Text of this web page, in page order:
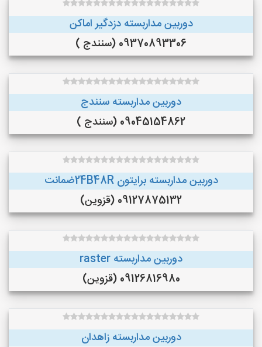
دوربین مداربسته دزدگیر اماکن
09370893306 (سنندج )
دوربین مداربسته سنندج
09045154862 (سنندج )
دوربین مداربسته برایتون 24B48Rضمانت
09127875132 (قزوین)
دوربین مداربسته raster
09126816980 (قزوین)
دوربین مداربسته زاهدان